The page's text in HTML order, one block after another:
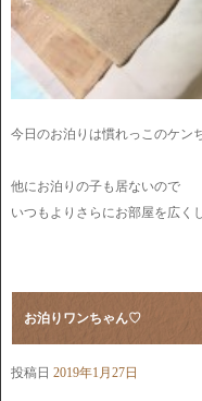
今日のお泊りは慣れっこのケン
他にお泊りの子も居ないので
いつもよりさらにお部屋を広く
お泊りワンちゃん♡
投稿日 2019年1月27日